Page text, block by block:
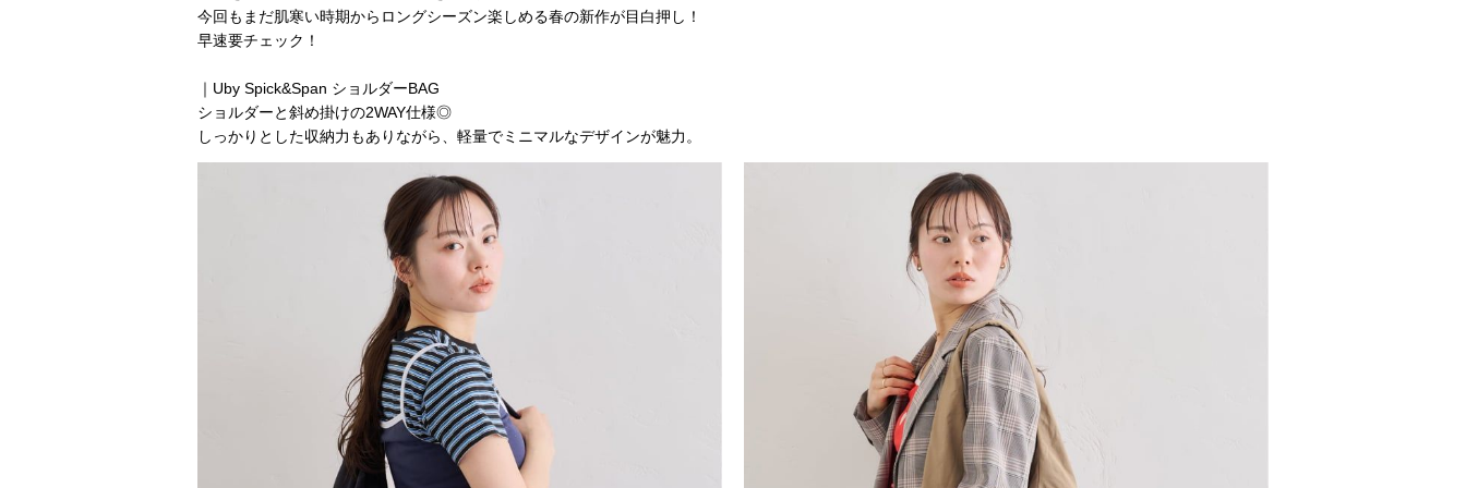
今回もまだ肌寒い時期からロングシーズン楽しめる春の新作が目白押し！
早速要チェック！
｜Uby Spick&Span ショルダーBAG
ショルダーと斜め掛けの2WAY仕様◎
しっかりとした収納力もありながら、軽量でミニマルなデザインが魅力。